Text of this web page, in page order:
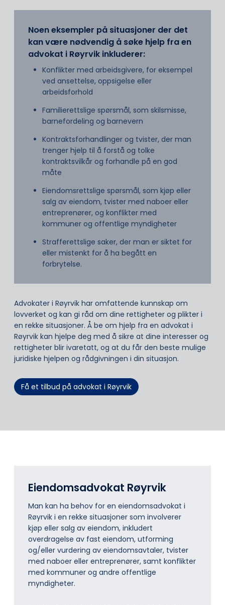
Noen eksempler på situasjoner der det
kan være nødvendig å søke hjelp fra en
advokat i Røyrvik inkluderer:
Konflikter med arbeidsgivere, for eksempel
ved ansettelse, oppsigelse eller
arbeidsforhold
Familierettslige spørsmål, som skilsmisse,
barnefordeling og barnevern
Kontraktsforhandlinger og tvister, der man
trenger hjelp til å forstå og tolke
kontraktsvilkår og forhandle på en god
måte
Eiendomsrettslige spørsmål, som kjøp eller
salg av eiendom, tvister med naboer eller
entreprenører, og konflikter med
kommuner og offentlige myndigheter
Strafferettslige saker, der man er siktet for
eller mistenkt for å ha begått en
forbrytelse.
Advokater i Røyrvik har omfattende kunnskap om
lovverket og kan gi råd om dine rettigheter og plikter i
en rekke situasjoner. Å be om hjelp fra en advokat i
Røyrvik kan hjelpe deg med å sikre at dine interesser og
rettigheter blir ivaretatt, og at du får den beste mulige
juridiske hjelpen og rådgivningen i din situasjon.
Få et tilbud på advokat i Røyrvik
Eiendomsadvokat Røyrvik
Man kan ha behov for en eiendomsadvokat i
Røyrvik i en rekke situasjoner som involverer
kjøp eller salg av eiendom, inkludert
overdragelse av fast eiendom, utforming
og/eller vurdering av eiendomsavtaler, tvister
med naboer eller entreprenører, samt konflikter
med kommuner og andre offentlige
myndigheter.